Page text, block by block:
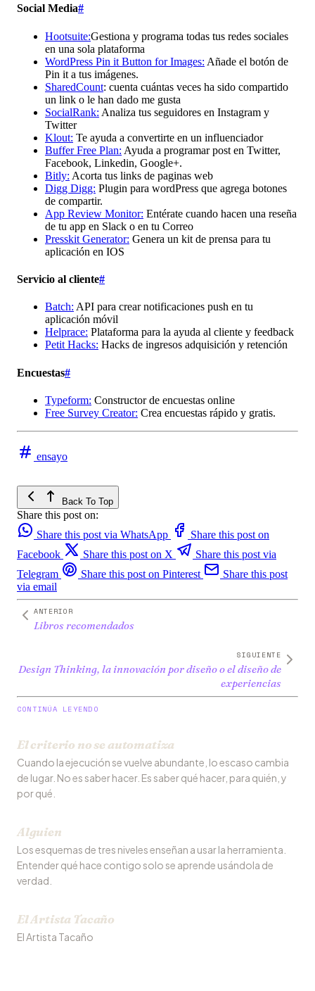
Social Media#
Hootsuite:Gestiona y programa todas tus redes sociales
en una sola plataforma
WordPress Pin it Button for Images: Añade el botón de
Pin it a tus imágenes.
SharedCount: cuenta cuántas veces ha sido compartido
un link o le han dado me gusta
SocialRank: Analiza tus seguidores en Instagram y
Twitter
Klout: Te ayuda a convertirte en un influenciador
Buffer Free Plan: Ayuda a programar post en Twitter,
Facebook, Linkedin, Google+.
Bitly: Acorta tus links de paginas web
Digg Digg: Plugin para wordPress que agrega botones
de compartir.
App Review Monitor: Entérate cuando hacen una reseña
de tu app en Slack o en tu Correo
Presskit Generator: Genera un kit de prensa para tu
aplicación en IOS
Servicio al cliente#
Batch: API para crear notificaciones push en tu
aplicación móvil
Helprace: Plataforma para la ayuda al cliente y feedback
Petit Hacks: Hacks de ingresos adquisición y retención
Encuestas#
Typeform: Constructor de encuestas online
Free Survey Creator: Crea encuestas rápido y gratis.
ensayo
Back To Top
Share this post on:
Share this post via WhatsApp
Share this post on
Facebook
Share this post on X
Share this post via
Telegram
Share this post on Pinterest
Share this post
via email
ANTERIOR
Libros recomendados
SIGUIENTE
Design Thinking, la innovación por diseño o el diseño de
experiencias
CONTINÚA LEYENDO
El criterio no se automatiza
Cuando la ejecución se vuelve abundante, lo escaso cambia
de lugar. No es saber hacer. Es saber qué hacer, para quién, y
por qué.
Alguien
Los esquemas de tres niveles enseñan a usar la herramienta.
Entender qué hace contigo solo se aprende usándola de
verdad.
El Artista Tacaño
El Artista Tacaño